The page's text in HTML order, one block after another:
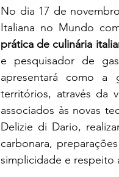
No dia 17 de
Italiana no Mundo
prática de culinária
e pesquisador de
apresentará como a
territórios, através da
associados às novas
Delizie di Dario,
carbonara,
simplicidade e respeito